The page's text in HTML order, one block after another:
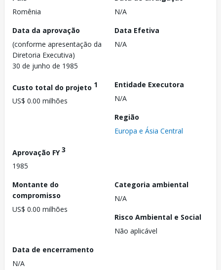
Romênia
N/A
Data da aprovação
(conforme apresentação da
Diretoria Executiva)
30 de junho de 1985
Data Efetiva
N/A
Custo total do projeto 1
US$ 0.00 milhões
Entidade Executora
N/A
Região
Europa e Ásia Central
Aprovação FY3
1985
Montante do
compromisso
US$ 0.00 milhões
Categoria ambiental
N/A
Risco Ambiental e Social
Não aplicável
Data de encerramento
N/A